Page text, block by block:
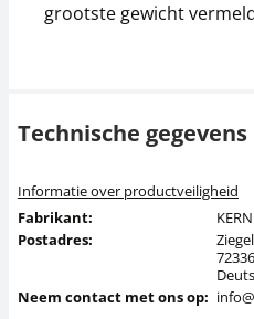
grootste gewicht
Technische gegevens
Informatie over productveiligheid
Fabrikant:
Postadres:
Neem contact met ons op: